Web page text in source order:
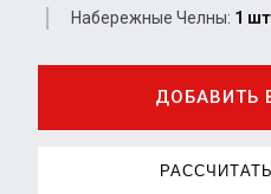
Набережные Челны: 1
ДОБАВИТЬ